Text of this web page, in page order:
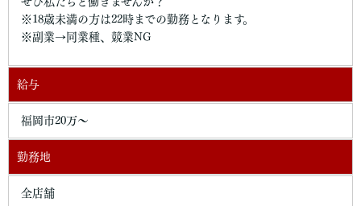
※18歳未満の方は22時までの勤務となります。
※副業→同業種、競業NG
給与
福岡市20万〜
勤務地
全店舗